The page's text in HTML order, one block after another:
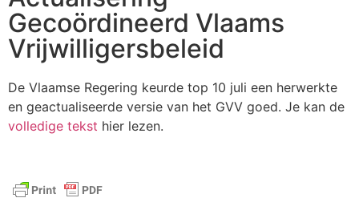
Gecoördineerd Vlaams
Vrijwilligersbeleid
De Vlaamse Regering keurde top 10 juli een herwerkte
en geactualiseerde versie van het GVV goed. Je kan de
volledige tekst hier lezen.